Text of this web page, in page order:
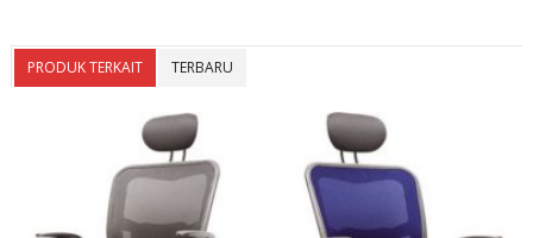
PRODUK TERKAIT TERBARU